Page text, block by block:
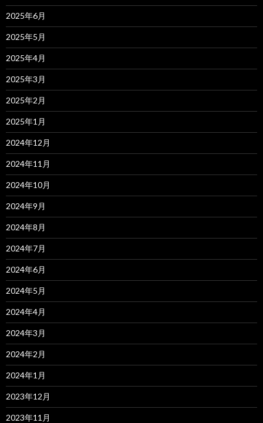
2025年6月
2025年5月
2025年4月
2025年3月
2025年2月
2025年1月
2024年12月
2024年11月
2024年10月
2024年9月
2024年8月
2024年7月
2024年6月
2024年5月
2024年4月
2024年3月
2024年2月
2024年1月
2023年12月
2023年11月